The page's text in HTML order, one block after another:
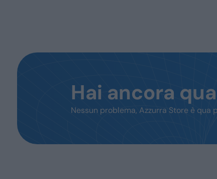
Hai ancora
Nessun problema, Azzurra Store è